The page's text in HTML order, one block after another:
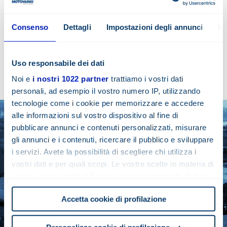
Consenso Dettagli Impostazioni degli annunci
Uso responsabile dei dati
Noi e i nostri 1022 partner trattiamo i vostri dati
personali, ad esempio il vostro numero IP, utilizzando
tecnologie come i cookie per memorizzare e accedere
alle informazioni sul vostro dispositivo al fine di
pubblicare annunci e contenuti personalizzati, misurare
gli annunci e i contenuti, ricercare il pubblico e sviluppare
i servizi. Avete la possibilità di scegliere chi utilizza i
vostri dati e per quali scopi. Le vostre scelte in materia di
in cui avete effettuato le vostre scelte. È possibile
modificare o revocare il proprio consenso in qualsiasi
momento dalla Dichiarazione sui cookie o facendo clic
sull'icona di attivazione della privacy.
Accetta cookie di profilazione
weltweiten Entwicklung von Motovario bei! Erfahrung,
Person zu einem grundlegenden Teil unseres Erfolgs. Das
neue Talent könnten gerade Sie sein!
Erfahren sie mehr